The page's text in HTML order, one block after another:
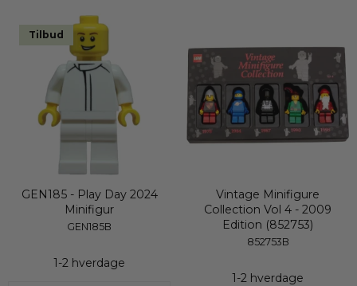
Tilbud
GEN185 - Play Day 2024
Minifigur
GEN185B
1-2 hverdage
Vintage Minifigure
Collection Vol 4 - 2009
Edition (852753)
852753B
1-2 hverdage